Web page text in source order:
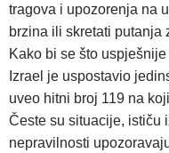
tragova i upozorenja na
brzina ili skretati putanja
Kako bi se što
Izrael je uspostavio
uveo hitni broj 119 na
Česte su situacije, ističu
nepravilnosti